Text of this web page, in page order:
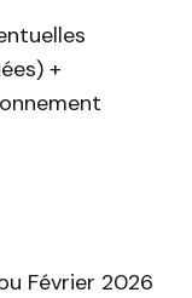
+
Février 2026